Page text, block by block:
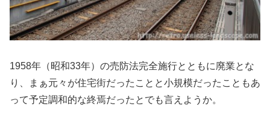
1958年（昭和33年）の売防法完全施行とともに廃業とな
り、まぁ元々が住宅街だったことと小規模だったこともあ
って予定調和的な終焉だったとでも言えようか。